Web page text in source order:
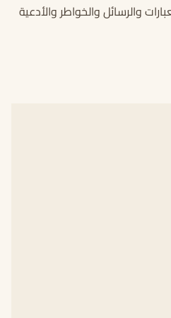
والرسائل والخواطر والأدعية